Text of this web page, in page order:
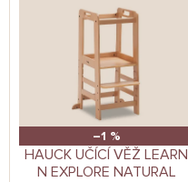
–1 %
HAUCK UČÍCÍ VĚŽ LEARN
N EXPLORE NATURAL